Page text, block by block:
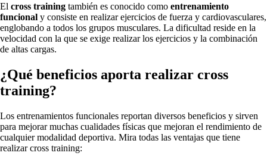
El cross training también es conocido como entrenamiento
funcional y consiste en realizar ejercicios de fuerza y cardiovasculares,
englobando a todos los grupos musculares. La dificultad reside en la
velocidad con la que se exige realizar los ejercicios y la combinación
de altas cargas.
¿Qué beneficios aporta realizar cross
training?
Los entrenamientos funcionales reportan diversos beneficios y sirven
para mejorar muchas cualidades físicas que mejoran el rendimiento de
cualquier modalidad deportiva. Mira todas las ventajas que tiene
realizar cross training: